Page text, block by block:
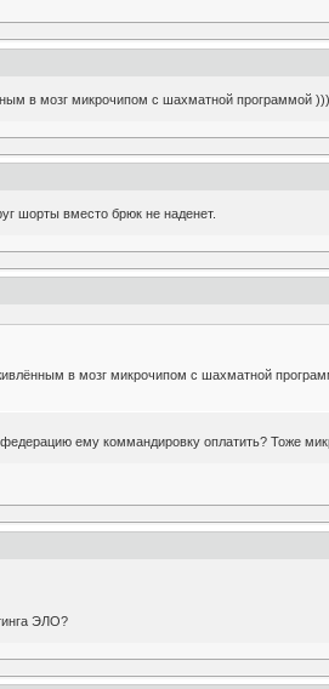
в мозг микрочипом с шахматной программой )))
шорты вместо брюк не наденет.
в мозг микрочипом с шахматной
ему коммандировку оплатить? Тоже
ЭЛО?